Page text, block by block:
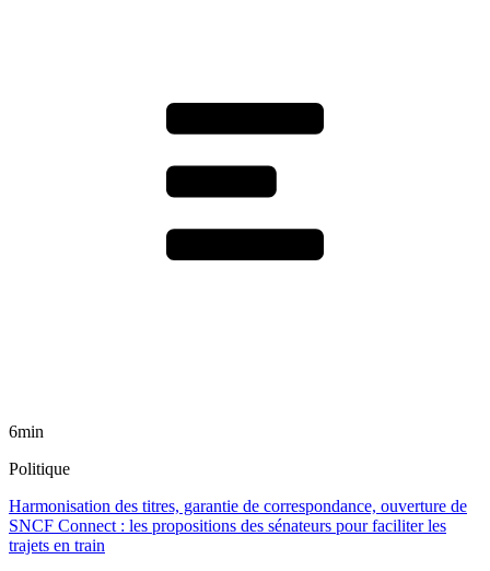
6min
Politique
Harmonisation des titres, garantie de correspondance, ouverture de
SNCF Connect : les propositions des sénateurs pour faciliter les
trajets en train